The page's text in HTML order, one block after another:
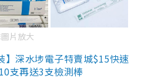
片放大
】深水埗電子特賣城$15快速
支再送3支檢測棒